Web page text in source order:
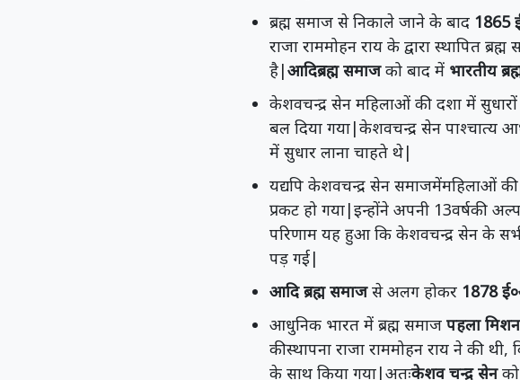
ब्रह्म समाज से निकाले जाने के बाद 1865
राजा राममोहन राय के द्वारा स्थापित
है|आदिब्रह्म समाजको बाद में भारतीय
केशवचन्द्र सेन महिलाओं की दशा में
बल दिया गया|केशवचन्द्र सेन पाश्चात्य
में सुधार लाना चाहते थे|
यद्यपि केशवचन्द्र सेन समाजमेंमहिलाओं की
प्रकट हो गया|इन्होंने अपनी 13वर्षकी
परिणाम यह हुआ कि केशवचन्द्र सेन के
पड़ गई|
आदि ब्रह्म समाजसे अलग होकर 1878
आधुनिक भारत में ब्रह्म समाज पहला
कीस्थापना राजा राममोहन राय ने की
के साथ किया गया|अतःकेशव चन्द्र सेनको